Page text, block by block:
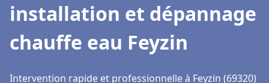
installation et dépannage
chauffe eau Feyzin
Intervention rapide et professionnelle à Feyzin (69320)